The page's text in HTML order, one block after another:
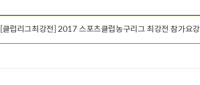
[클럽리그최강전] 2017 스포츠클럽농구리그 최강전 참가요강